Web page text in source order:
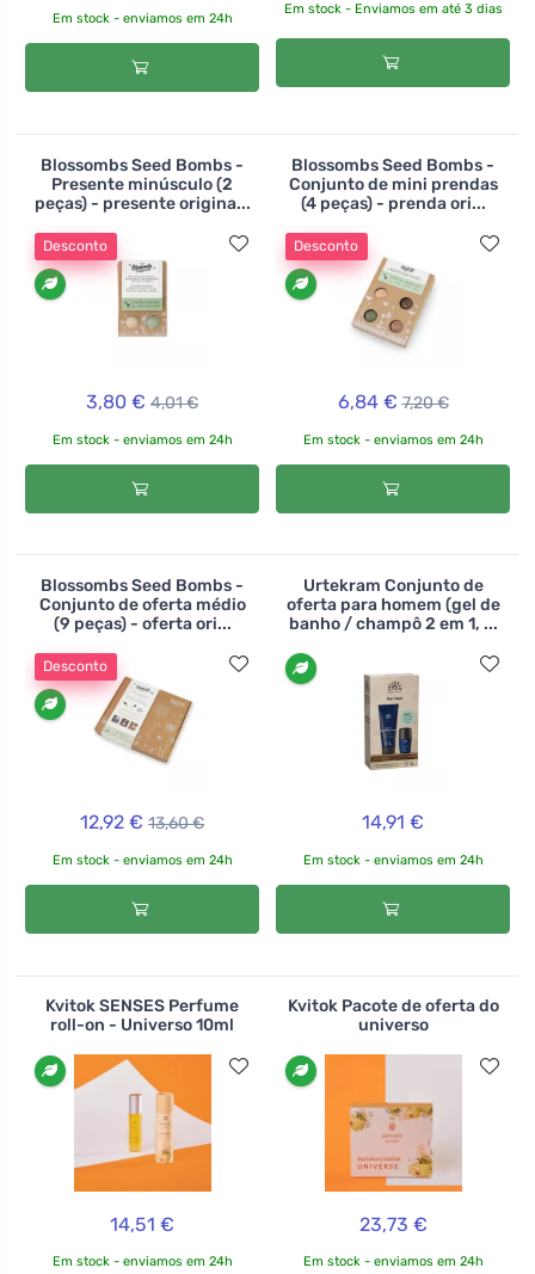
Em stock - enviamos em 24h
Em stock - Enviamos em até 3 dias
Blossombs Seed Bombs -
Presente minúsculo (2
peças) - presente origina...
Desconto
3,80 € 4,01 €
Em stock - enviamos em 24h
Blossombs Seed Bombs -
Conjunto de mini prendas
(4 peças) - prenda ori...
Desconto
6,84 € 7,20 €
Em stock - enviamos em 24h
Blossombs Seed Bombs -
Conjunto de oferta médio
(9 peças) - oferta ori...
Desconto
12,92 € 13,60 €
Em stock - enviamos em 24h
Urtekram Conjunto de
oferta para homem (gel de
banho / champô 2 em 1, ...
14,91 €
Em stock - enviamos em 24h
Kvitok SENSES Perfume
roll-on - Universo 10ml
14,51 €
Em stock - enviamos em 24h
Kvitok Pacote de oferta do
universo
23,73 €
Em stock - enviamos em 24h